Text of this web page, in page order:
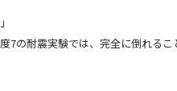
7の耐震実験では、完全に倒れる